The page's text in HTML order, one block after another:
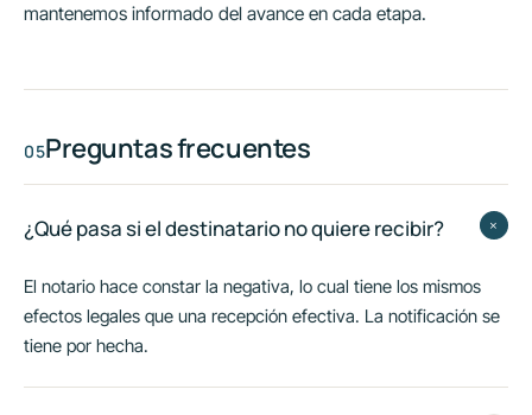
mantenemos informado del avance en cada etapa.
Preguntas frecuentes
¿Qué pasa si el destinatario no quiere recibir? +
El notario hace constar la negativa, lo cual tiene los mismos
efectos legales que una recepción efectiva. La notificación se
tiene por hecha.